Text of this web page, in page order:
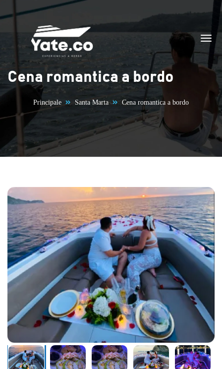
Vai al contenuto
Cena romantica a bordo
Principale Santa Marta Cena romantica a bordo